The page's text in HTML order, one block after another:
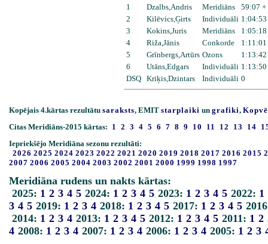
1
Dzalbs,Andris Meridiāns
59:07
2
Kilēvics,Ģirts Individuāli
3
Kokins,Juris Meridiāns
4
Riža,Jānis Conkorde
5
Grīnbergs,Artūrs Ozons
6
Utāns,Edgars Individuāli
DSQ Kriķis,Dzintars Individuāli 0
Kopējais 4.kārtas rezultātu saraksts, EMIT starplaiki un grafiki,
Citas Meridiāns-2015 kārtas: 1 2 3 4 5 6 7 8 9 10 11 12 13 14
Iepriekšējo Meridiāna sezonu rezultāti:
2026 2025 2024 2023 2022 2021 2020 2019 2018 2017 2016 2015
2007 2006 2005 2004 2003 2002 2001 2000 1999 1998 1997
Meridiāna rudens un nakts kārtas:
2025: 1 2 3 4 5 2024: 1 2 3 4 5 2023: 1 2 3 4 5 2022: 1
3 4 5 2019: 1 2 3 4 2018: 1 2 3 4 5 2017: 1 2 3 4 5
2014: 1 2 3 4 2013: 1 2 3 4 5 2012: 1 2 3 4 5 2011: 1 2
4 2008: 1 2 3 4 2007: 1 2 3 4 2006: 1 2 3 4 2005: 1 2 3